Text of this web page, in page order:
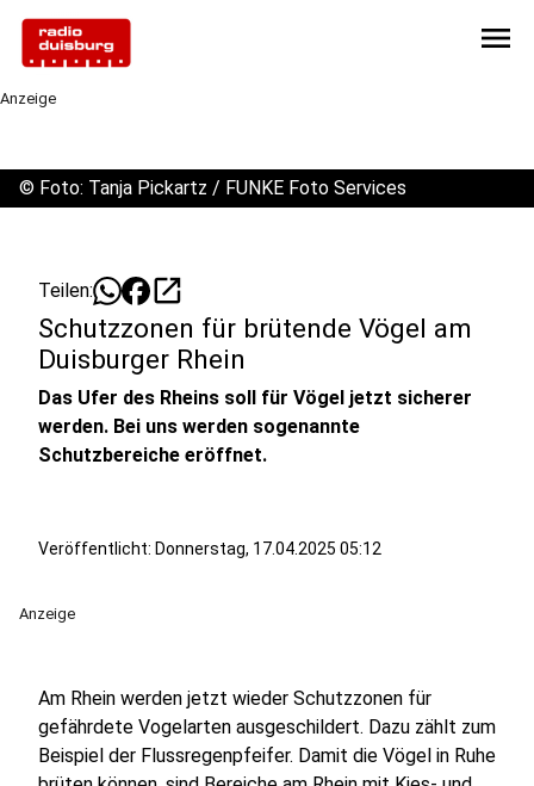
menu
Anzeige
© Foto: Tanja Pickartz / FUNKE Foto Services
Teilen: open_in_new
Schutzzonen für brütende Vögel am
Duisburger Rhein
Das Ufer des Rheins soll für Vögel jetzt sicherer
werden. Bei uns werden sogenannte
Schutzbereiche eröffnet.
Veröffentlicht: Donnerstag, 17.04.2025 05:12
Anzeige
Am Rhein werden jetzt wieder Schutzzonen für
gefährdete Vogelarten ausgeschildert. Dazu zählt zum
Beispiel der Flussregenpfeifer. Damit die Vögel in Ruhe